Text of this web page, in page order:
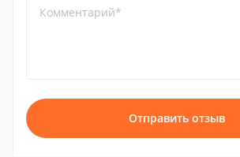
Комментарий*
Отправить отзыв